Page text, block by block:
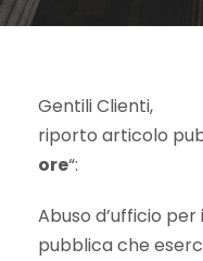
Gentili Clienti,
riporto articolo
ore“:
Abuso d’ufficio
pubblica che